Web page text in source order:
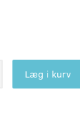
Læg i kurv